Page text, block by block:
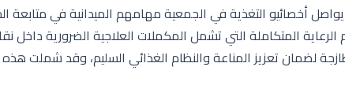
أخصائيو التغذية في الجمعية مهامهم الميدانية في متابعة
المتكاملة التي تشمل المكملات العلاجية الضرورية داخل
لضمان تعزيز المناعة والنظام الغذائي السليم، وقد شملت هذه